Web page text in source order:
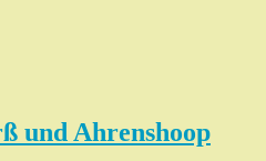
und Ahrenshoop